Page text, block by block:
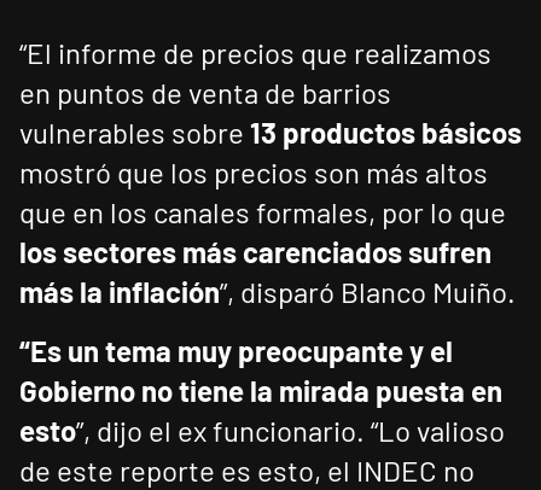
“El informe de precios que realizamos
en puntos de venta de barrios
vulnerables sobre 13 productos básicos
mostró que los precios son más altos
que en los canales formales, por lo que
los sectores más carenciados sufren
más la inflación”, disparó Blanco Muiño.
“Es un tema muy preocupante y el
Gobierno no tiene la mirada puesta en
esto”, dijo el ex funcionario. “Lo valioso
de este reporte es esto, el INDEC no